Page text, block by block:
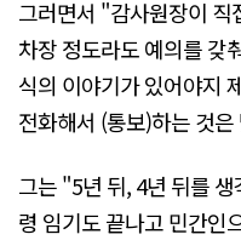
그러면서 "감사원장이 직
차장 정도라도 예의를 갖
식의 이야기가 있어야지
전화해서 (통보)하는 것
그는 "5년 뒤, 4년 뒤를
령 임기도 끝나고 민간인